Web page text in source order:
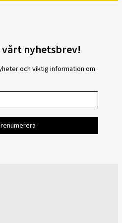
nyhetsbrev!
och viktig information om